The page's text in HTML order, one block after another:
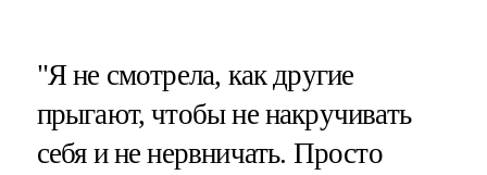
"Я не смотрела, как другие
прыгают, чтобы не накручивать
себя и не нервничать. Просто